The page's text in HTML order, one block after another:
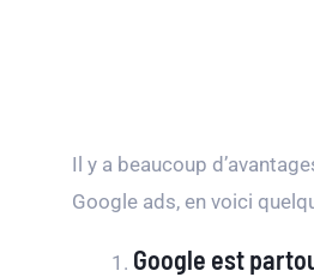
Il y a beaucoup
Google ads, en voici
Google est